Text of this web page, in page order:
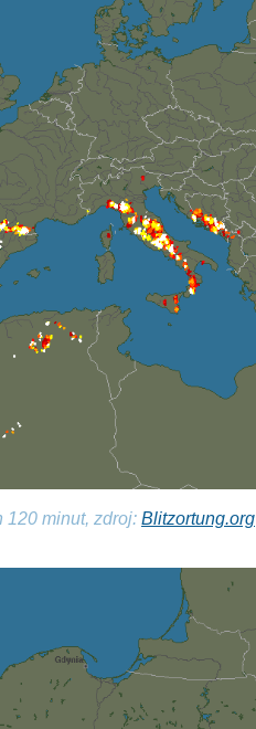
120 minut, zdroj:Blitzortung.org